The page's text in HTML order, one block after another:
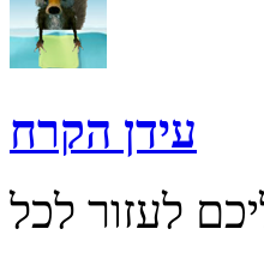
עידן הקרח